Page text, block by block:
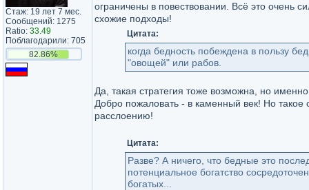
Стаж: 19 лет 7 мес.
Сообщений: 1275
Ratio: 33.49
Поблагодарили: 705
82.86%
ограничены в повествовании. Всё это очень
схожие подходы!
Цитата:
когда бедность побеждена в пользу
"овощей" или рабов.
Да, такая стратегия тоже возможна, но
Добро пожаловать - в каменный век! Но такое
расслоению!
Цитата:
Разве? А ничего, что бедные это
потенциальное богатство
богатых...